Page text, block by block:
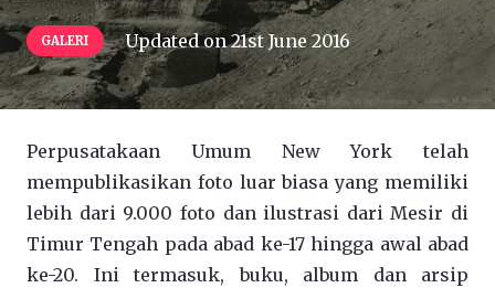
GALERI Updated on21st June 2016
Perpusatakaan Umum New York telah
mempublikasikan foto luar biasa yang memiliki
lebih dari 9.000 foto dan ilustrasi dari Mesir di
Timur Tengah pada abad ke-17 hingga awal abad
ke-20. Ini termasuk, buku, album dan arsip